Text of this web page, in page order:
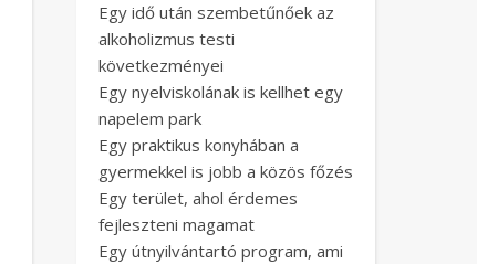
Egy idő után szembetűnőek az
alkoholizmus testi
következményei
Egy nyelviskolának is kellhet egy
napelem park
Egy praktikus konyhában a
gyermekkel is jobb a közös főzés
Egy terület, ahol érdemes
fejleszteni magamat
Egy útnyilvántartó program, ami